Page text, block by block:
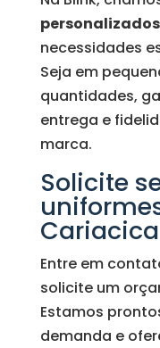
personalizados
necessidades
Seja em
quantidades,
entrega e
marca.
Solicite
Cariacica
Entre em
solicite um
Estamos
demanda e